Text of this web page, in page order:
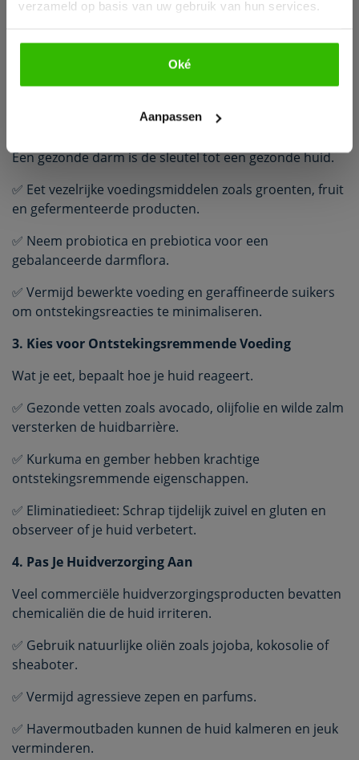
verzameld op basis van uw gebruik van hun services.
Oké
Aanpassen
Persoonlijk verhaal: “Toen ik na mijn herstel begon
mijn dieet, merkte ik al binnen een paar weken een
verbetering in mijn huid. Mijn eczeem werd minder
rood en de jeuk verminderde drastisch.”
2. Optimaliseer Je Darmgezondheid
Een gezonde darm is de sleutel tot een gezonde huid.
✅ Eet vezelrijke voedingsmiddelen zoals groenten, fruit
en gefermenteerde producten.
✅ Neem probiotica en prebiotica voor een
gebalanceerde darmflora.
✅ Vermijd bewerkte voeding en geraffineerde suikers
om ontstekingsreacties te minimaliseren.
3. Kies voor Ontstekingsremmende Voeding
Wat je eet, bepaalt hoe je huid reageert.
✅ Gezonde vetten zoals avocado, olijfolie en wilde zalm
versterken de huidbarrière.
✅ Kurkuma en gember hebben krachtige
ontstekingsremmende eigenschappen.
✅ Eliminatiedieet: Schrap tijdelijk zuivel en gluten en
observeer of je huid verbetert.
4. Pas Je Huidverzorging Aan
Veel commerciële huidverzorgingsproducten bevatten
chemicaliën die de huid irriteren.
✅ Gebruik natuurlijke oliën zoals jojoba, kokosolie of
sheaboter.
✅ Vermijd agressieve zepen en parfums.
✅ Havermoutbaden kunnen de huid kalmeren en jeuk
verminderen.
Bekijk e-book